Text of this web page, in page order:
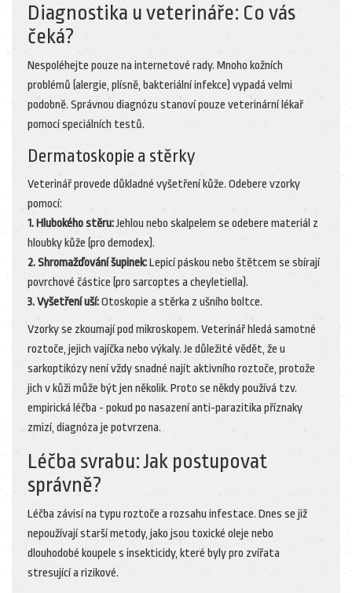
Diagnostika u veterináře: Co vás
čeká?
Nespoléhejte pouze na internetové rady. Mnoho kožních
problémů (alergie, plísně, bakteriální infekce) vypadá velmi
podobně. Správnou diagnózu stanoví pouze veterinární lékař
pomocí speciálních testů.
Dermatoskopie a stěrky
Veterinář provede důkladné vyšetření kůže. Odebere vzorky
pomocí:
1. Hlubokého stěru:Jehlou nebo skalpelem se odebere materiál z
hloubky kůže (pro demodex).
2. Shromažďování šupinek:Lepicí páskou nebo štětcem se sbírají
povrchové částice (pro sarcoptes a cheyletiella).
3. Vyšetření uší:Otoskopie a stěrka z ušního boltce.
Vzorky se zkoumají pod mikroskopem. Veterinář hledá samotné
roztoče, jejich vajíčka nebo výkaly. Je důležité vědět, že u
sarkoptikózy není vždy snadné najít aktivního roztoče, protože
jich v kůži může být jen několik. Proto se někdy používá tzv.
empirická léčba - pokud po nasazení anti-parazitika příznaky
zmizí, diagnóza je potvrzena.
Léčba svrabu: Jak postupovat
správně?
Léčba závisí na typu roztoče a rozsahu infestace. Dnes se již
nepoužívají starší metody, jako jsou toxické oleje nebo
dlouhodobé koupele s insekticidy, které byly pro zvířata
stresující a rizikové.